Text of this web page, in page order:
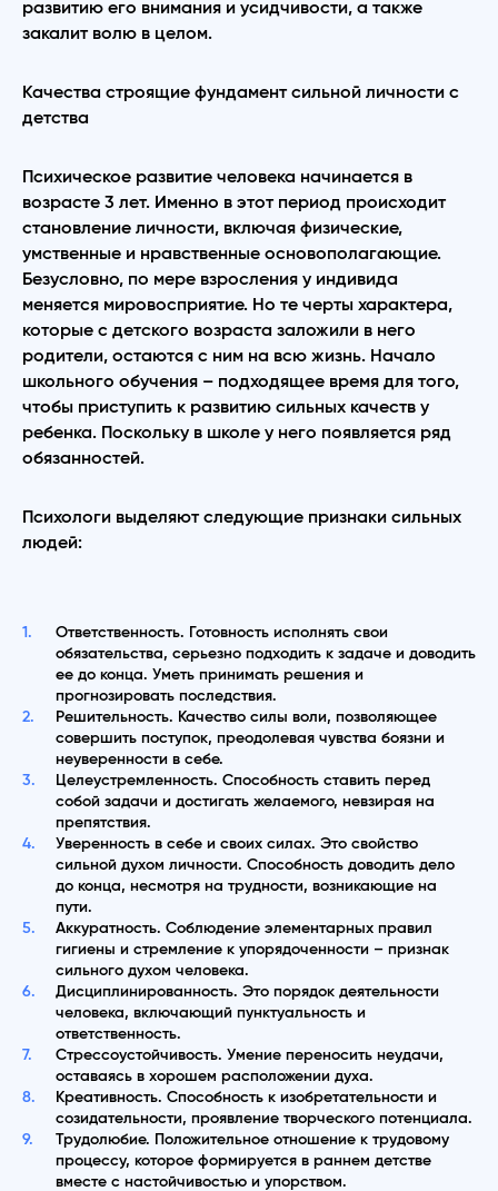
развитию его внимания и усидчивости, а также
закалит волю в целом.
Качества строящие фундамент сильной личности с
детства
Психическое развитие человека начинается в
возрасте 3 лет. Именно в этот период происходит
становление личности, включая физические,
умственные и нравственные основополагающие.
Безусловно, по мере взросления у индивида
меняется мировосприятие. Но те черты характера,
которые с детского возраста заложили в него
родители, остаются с ним на всю жизнь. Начало
школьного обучения – подходящее время для того,
чтобы приступить к развитию сильных качеств у
ребенка. Поскольку в школе у него появляется ряд
обязанностей.
Психологи выделяют следующие признаки сильных
людей:
Ответственность. Готовность исполнять свои
обязательства, серьезно подходить к задаче и доводить
ее до конца. Уметь принимать решения и
прогнозировать последствия.
Решительность. Качество силы воли, позволяющее
совершить поступок, преодолевая чувства боязни и
неуверенности в себе.
Целеустремленность. Способность ставить перед
собой задачи и достигать желаемого, невзирая на
препятствия.
Уверенность в себе и своих силах. Это свойство
сильной духом личности. Способность доводить дело
до конца, несмотря на трудности, возникающие на
пути.
Аккуратность. Соблюдение элементарных правил
гигиены и стремление к упорядоченности – признак
сильного духом человека.
Дисциплинированность. Это порядок деятельности
человека, включающий пунктуальность и
ответственность.
Стрессоустойчивость. Умение переносить неудачи,
оставаясь в хорошем расположении духа.
Креативность. Способность к изобретательности и
созидательности, проявление творческого потенциала.
Трудолюбие. Положительное отношение к трудовому
процессу, которое формируется в раннем детстве
вместе с настойчивостью и упорством.